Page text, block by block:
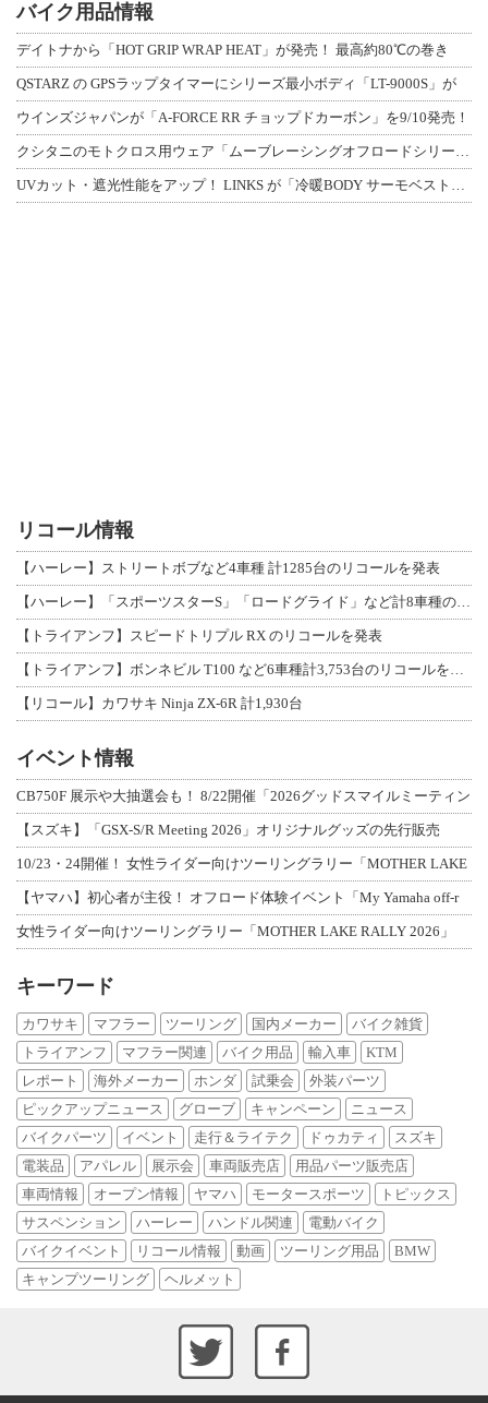
バイク用品情報
デイトナから「HOT GRIP WRAP HEAT」が発売！ 最高約80℃の巻き
QSTARZ の GPSラップタイマーにシリーズ最小ボディ「LT-9000S」が
ウインズジャパンが「A-FORCE RR チョップドカーボン」を9/10発売！
クシタニのモトクロス用ウェア「ムーブレーシングオフロードシリーズ」3アイテムが登
UVカット・遮光性能をアップ！ LINKS が「冷暖BODY サーモベスト」改良
リコール情報
【ハーレー】ストリートボブなど4車種 計1285台のリコールを発表
【ハーレー】「スポーツスターS」「ロードグライド」など計8車種のリコールを発表
【トライアンフ】スピードトリプル RX のリコールを発表
【トライアンフ】ボンネビル T100 など6車種計3,753台のリコールを発表
【リコール】カワサキ Ninja ZX-6R 計1,930台
イベント情報
CB750F 展示や大抽選会も！ 8/22開催「2026グッドスマイルミーティン
【スズキ】「GSX-S/R Meeting 2026」オリジナルグッズの先行販売
10/23・24開催！ 女性ライダー向けツーリングラリー「MOTHER LAKE
【ヤマハ】初心者が主役！ オフロード体験イベント「My Yamaha off-r
女性ライダー向けツーリングラリー「MOTHER LAKE RALLY 2026」
キーワード
カワサキ マフラー ツーリング 国内メーカー
バイク雑貨
トライアンフ
マフラー関連 バイク用品 輸入車
KTM
レポート
海外メーカー ホンダ 試乗会
外装パーツ
ピックアップニュース
グローブ キャンペーン
ニュース
バイクパーツ
イベント 走行＆ライテク ドゥカティ
スズキ
電装品
アパレル 展示会 車両販売店
用品パーツ販売店
車両情報
オープン情報 ヤマハ モータースポーツ
トピックス
サスペンション
ハーレー ハンドル関連
電動バイク
バイクイベント
リコール情報 動画 ツーリング用品
BMW
キャンプツーリング
ヘルメット